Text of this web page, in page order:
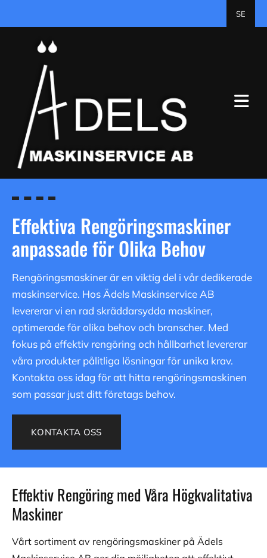
SE
Effektiva Rengöringsmaskiner
anpassade för Olika Behov
Rengöringsmaskiner är en viktig del i vår dedikerade
maskinservice. Hos Ädels Maskinservice AB
levererar vi en rad skräddarsydda maskiner,
optimerade för olika behov och branscher. Med
fokus på effektiv rengöring och hållbarhet levererar
våra produkter pålitliga lösningar för unika krav.
Kontakta oss idag för att hitta rengöringsmaskinen
som passar just ditt företags behov.
KONTAKTA OSS
Effektiv Rengöring med Våra Högkvalitativa
Maskiner
Vårt sortiment av rengöringsmaskiner på Ädels